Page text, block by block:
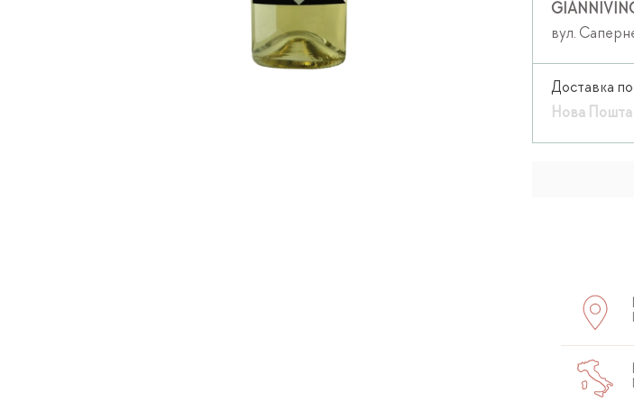
вул.
Доставка по
Нова Пошта